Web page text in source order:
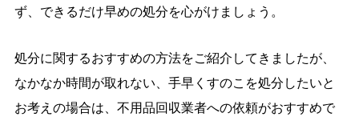
ず、できるだけ早めの処分を心がけましょう。
処分に関するおすすめの方法をご紹介してきましたが、
なかなか時間が取れない、手早くすのこを処分したいと
お考えの場合は、不用品回収業者への依頼がおすすめで